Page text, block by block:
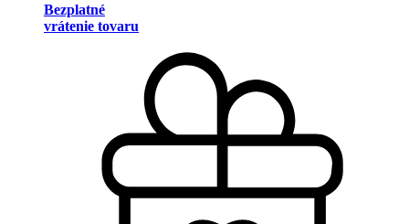
Bezplatné
vrátenie tovaru